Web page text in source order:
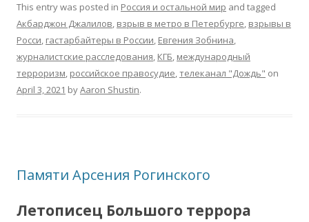
This entry was posted in Россия и остальной мир and tagged
Акбарджон Джалилов, взрыв в метро в Петербурге, взрывы в
Росси, гастарбайтеры в России, Евгения Зобнина,
журналистские расследования, КГБ, международный
терроризм, российское правосудие,телеканал "Дождь" on
April 3, 2021 byAaron Shustin.
Памяти Арсения Рогинского
Летописец Большого террора